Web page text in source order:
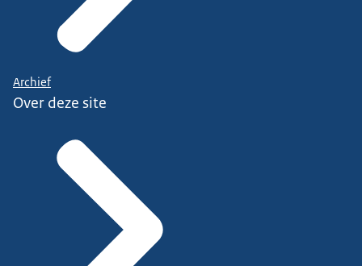
Archief
Over deze site